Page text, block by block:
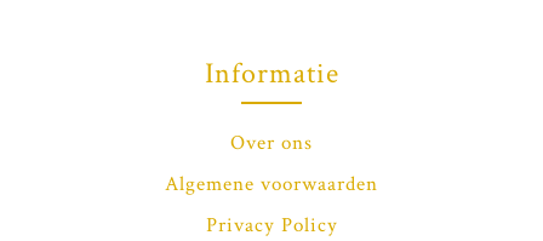
Informatie
Over ons
Algemene voorwaarden
Privacy Policy